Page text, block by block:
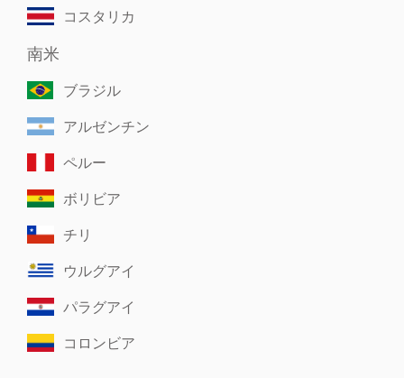
コスタリカ
南米
ブラジル
アルゼンチン
ペルー
ボリビア
チリ
ウルグアイ
パラグアイ
コロンビア